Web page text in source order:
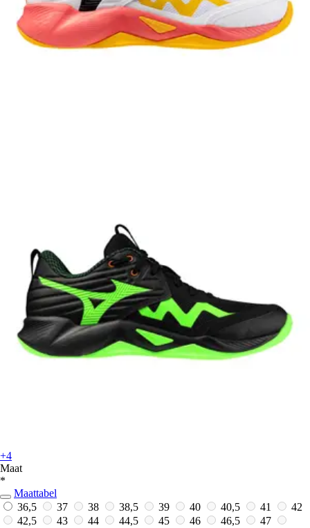
+4
Maat
*
Maattabel
36,5
37 38 38,5 39 40 40,5 41
42
42,5
43 44 44,5 45 46 46,5
47